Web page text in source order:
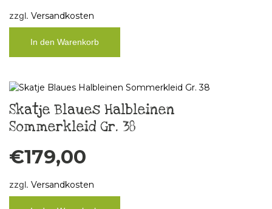
zzgl. Versandkosten
In den Warenkorb
Skatje Blaues Halbleinen
Sommerkleid Gr. 38
€179,00
zzgl. Versandkosten